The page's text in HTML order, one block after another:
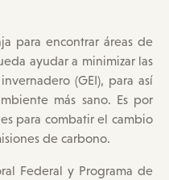
para encontrar áreas de
ayudar a minimizar las
(GEI), para así
más sano. Es por
para combatir el cambio
de carbono.
Federal y Programa de